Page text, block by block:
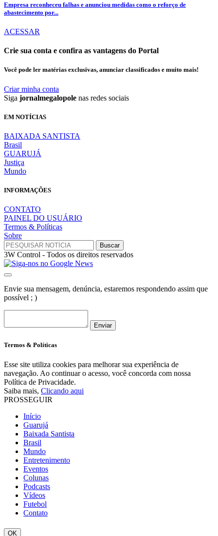
Empresa reconheceu falhas e anunciou medidas como o reforço de
abastecimento por...
ACESSAR
Crie sua conta e confira as vantagens do Portal
Você pode ler matérias exclusivas, anunciar classificados e muito mais!
Criar minha conta
Siga jornalmegalopole nas redes sociais
EM NOTÍCIAS
BAIXADA SANTISTA
Brasil
GUARUJÁ
Justiça
Mundo
INFORMAÇÕES
CONTATO
PAINEL DO USUÁRIO
Termos & Políticas
Sobre
3W Control - Todos os direitos reservados
Envie sua mensagem, denúncia, estaremos respondendo assim que
possível ; )
Enviar
Termos & Políticas
Esse site utiliza cookies para melhorar sua experiência de
navegação. Ao continuar o acesso, você concorda com nossa
Política de Privacidade.
Saiba mais, Clicando aqui
PROSSEGUIR
Início
Guarujá
Baixada Santista
Brasil
Mundo
Entretenimento
Eventos
Colunas
Podcasts
Vídeos
Futebol
Contato
OK